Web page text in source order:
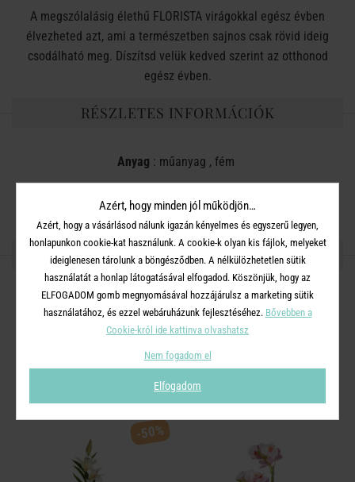
A megszólalásig élethű FLORISTA virágokkal egész évben
élvezheted azt, ami a természetben sajnos csak rövid ideig
csodálható meg. Díszítsd velük kedved szerint az otthonod
egész évben.
RÉSZLETES INFORMÁCIÓK
Anyag : műanyag , fém
OSZD MEG MÁSOKKAL!
A TERMÉKCSALÁD TOVÁBBI
TERMÉKEI
-50%
Azért, hogy minden jól működjön…
Azért, hogy a vásárlásod nálunk igazán kényelmes és egyszerű legyen,
honlapunkon cookie-kat használunk. A cookie-k olyan kis fájlok, melyeket
ideiglenesen tárolunk a böngésződben. A nélkülözhetetlen sütik
használatát a honlap látogatásával elfogadod. Köszönjük, hogy az
ELFOGADOM gomb megnyomásával hozzájárulsz a marketing sütik
használatához, és ezzel webáruházunk fejlesztéséhez. Bővebben a
Cookie-król ide kattinva olvashatsz
Nem fogadom el
Elfogadom